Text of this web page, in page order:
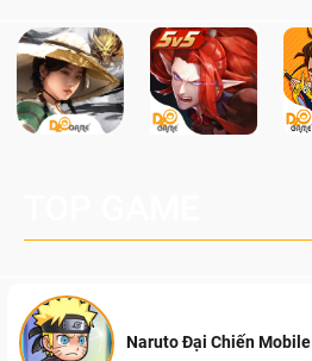
Naruto Đại Chiến Mobile